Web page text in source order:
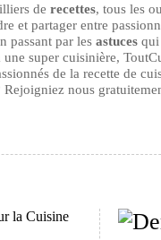
de recettes, tous les
et partager entre
passant par les astuces qui
super cuisinière,
de la recette de
Rejoigniez nous